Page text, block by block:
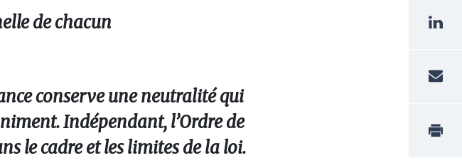
de chacun
conserve une neutralité qui
Indépendant, l’Ordre de
le cadre et les limites de la loi.